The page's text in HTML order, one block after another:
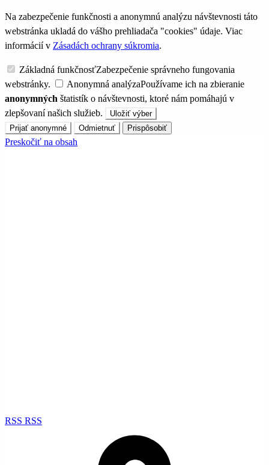
Na zabezpečenie funkčnosti a anonymnú analýzu návštevnosti táto
webstránka ukladá do vášho prehliadača "cookies" údaje. Viac
informácií v Zásadách ochrany súkromia.
Základná funkčnosťZabezpečenie správneho fungovania
webstránky.
Anonymná analýzaPoužívame ich na zbieranie
anonymných štatistík o návštevnosti, ktoré nám pomáhajú v
zlepšovaní našich služieb.
Uložiť výber
Prijať anonymné
Odmietnuť Prispôsobiť
Preskočiť na obsah
RSS RSS